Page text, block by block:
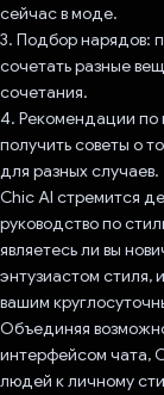
сейчас в моде.
3. Подбор нарядов:
сочетать разные
сочетания.
4. Рекомендации по
получить советы о
для разных случаев.
Chic AI стремится
руководство по
являетесь ли вы
энтузиастом
вашим
Объединяя
интерфейсом чата,
людей к личному